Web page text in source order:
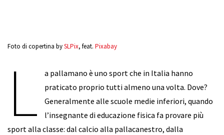
Foto di copertina bySLPix, feat. Pixabay
L
a pallamano è uno sport che in Italia hanno
praticato proprio tutti almeno una volta. Dove?
Generalmente alle scuole medie inferiori, quando
l’insegnante di educazione fisica fa provare più
sport alla classe: dal calcio alla pallacanestro, dalla